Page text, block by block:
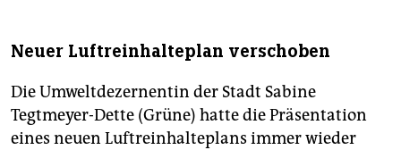
Neuer Luftreinhalteplan verschoben
Die Umweltdezernentin der Stadt Sabine
Tegtmeyer-Dette (Grüne) hatte die Präsentation
eines neuen Luftreinhalteplans immer wieder